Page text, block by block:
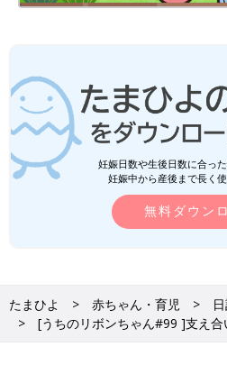
妊娠日数や生後日数に合っ
妊娠中から産後まで長く
無料ダウン
たまひよ 赤ちゃん・育児
[うちのリボンちゃん#99 ]支え合